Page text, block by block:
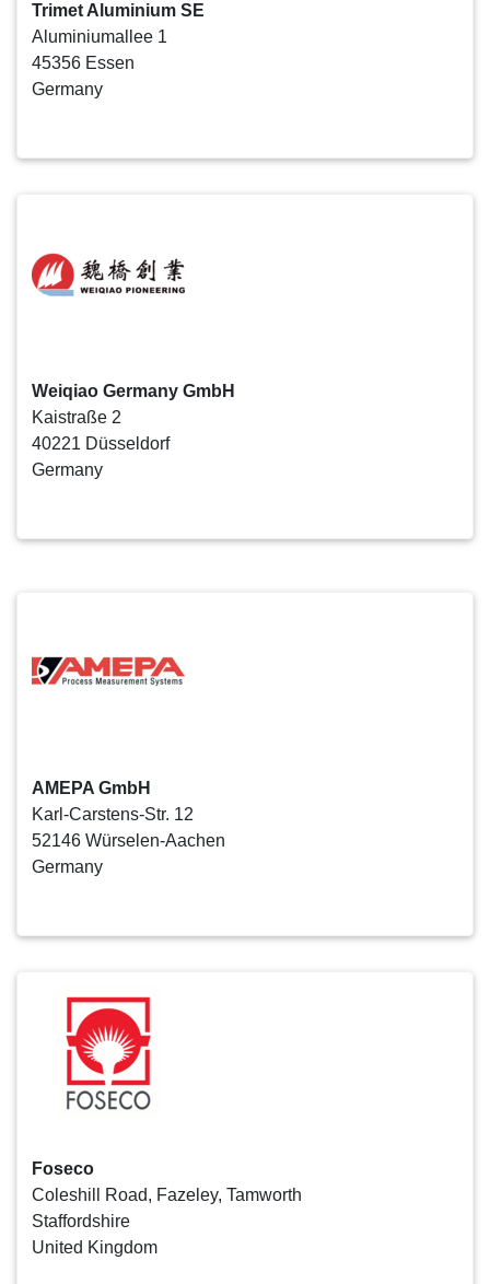
Trimet Aluminium SE
Aluminiumallee 1
45356 Essen
Germany
Weiqiao Germany GmbH
Kaistraße 2
40221 Düsseldorf
Germany
AMEPA GmbH
Karl-Carstens-Str. 12
52146 Würselen-Aachen
Germany
Foseco
Coleshill Road, Fazeley, Tamworth
Staffordshire
United Kingdom